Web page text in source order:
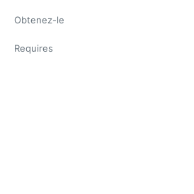
Obtenez-le
Requires